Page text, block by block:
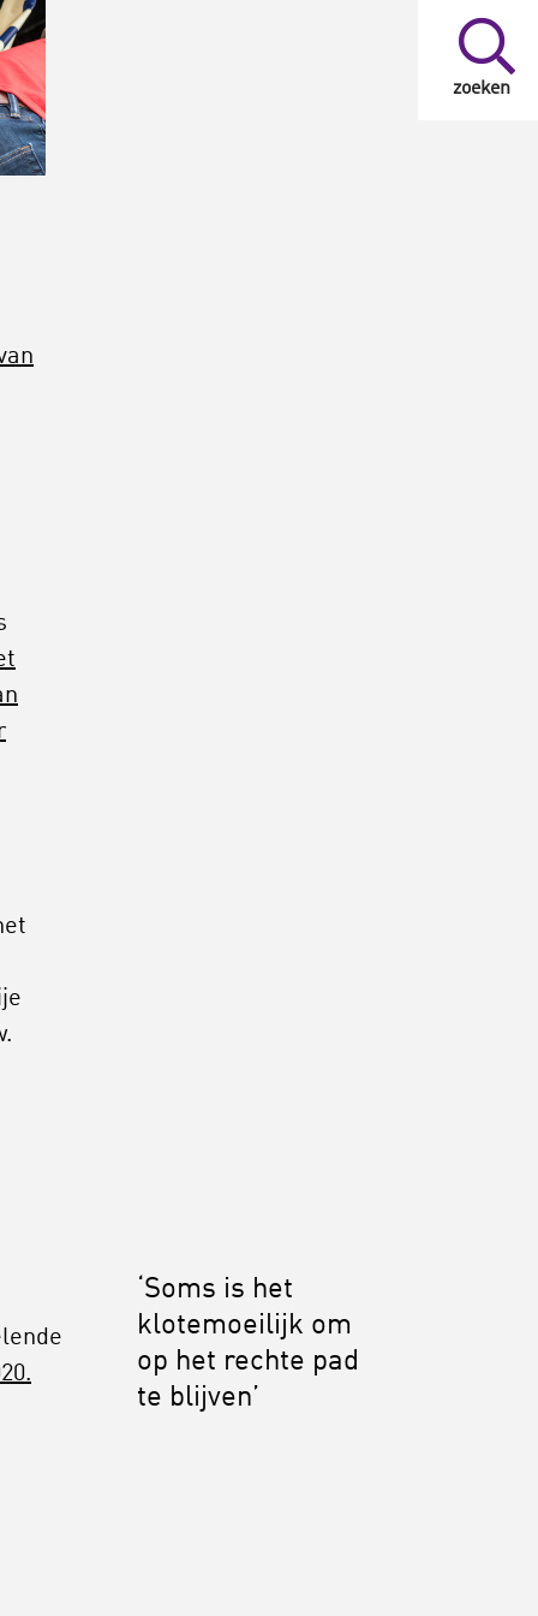
zoeken
‘Soms is het
klotemoeilijk om
op het rechte pad
te blijven’